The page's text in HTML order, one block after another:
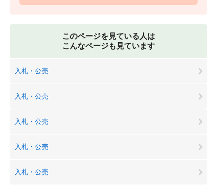
このページを見ている人は
こんなページも見ています
入札・公売
入札・公売
入札・公売
入札・公売
入札・公売